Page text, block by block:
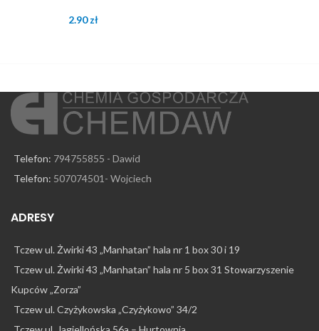
2.90zł
Telefon: 794755855 - Dawid
Telefon: 507074501- Wojciech
ADRESY
Tczew ul. Żwirki 43 „Manhatan” hala nr 1 box 30 i 19
Tczew ul. Żwirki 43 „Manhatan” hala nr 5 box 31 Stowarzyszenie
Kupców „Zorza”
Tczew ul. Czyżykowska „Czyżykowo” 34/2